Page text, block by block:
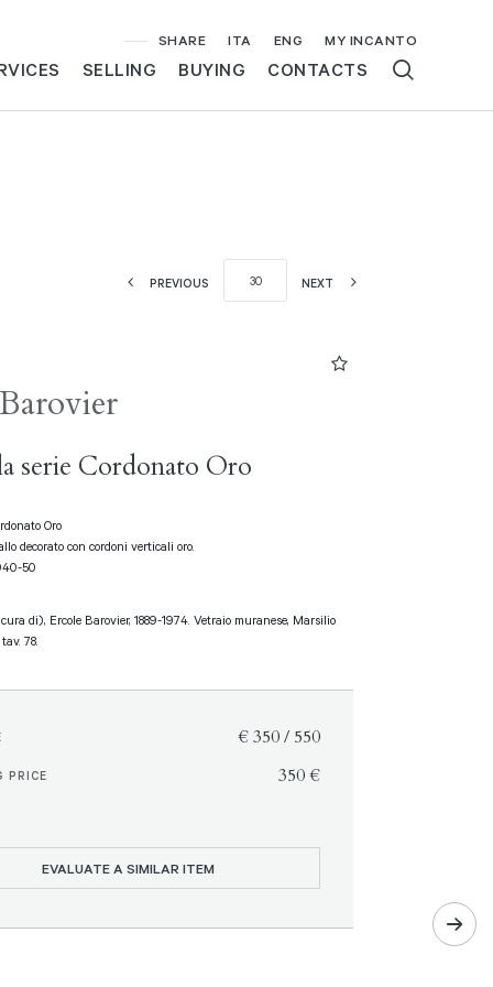
SHARE ITA ENG MY INCANTO
SELLING BUYING CONTACTS
PREVIOUS NEXT
serie Cordonato Oro
Oro
decorato con cordoni verticali oro.
50
di), Ercole Barovier, 1889-1974. Vetraio muranese, Marsilio
78.
€ 350 / 550
€ 350
PRICE
EVALUATE A SIMILAR ITEM